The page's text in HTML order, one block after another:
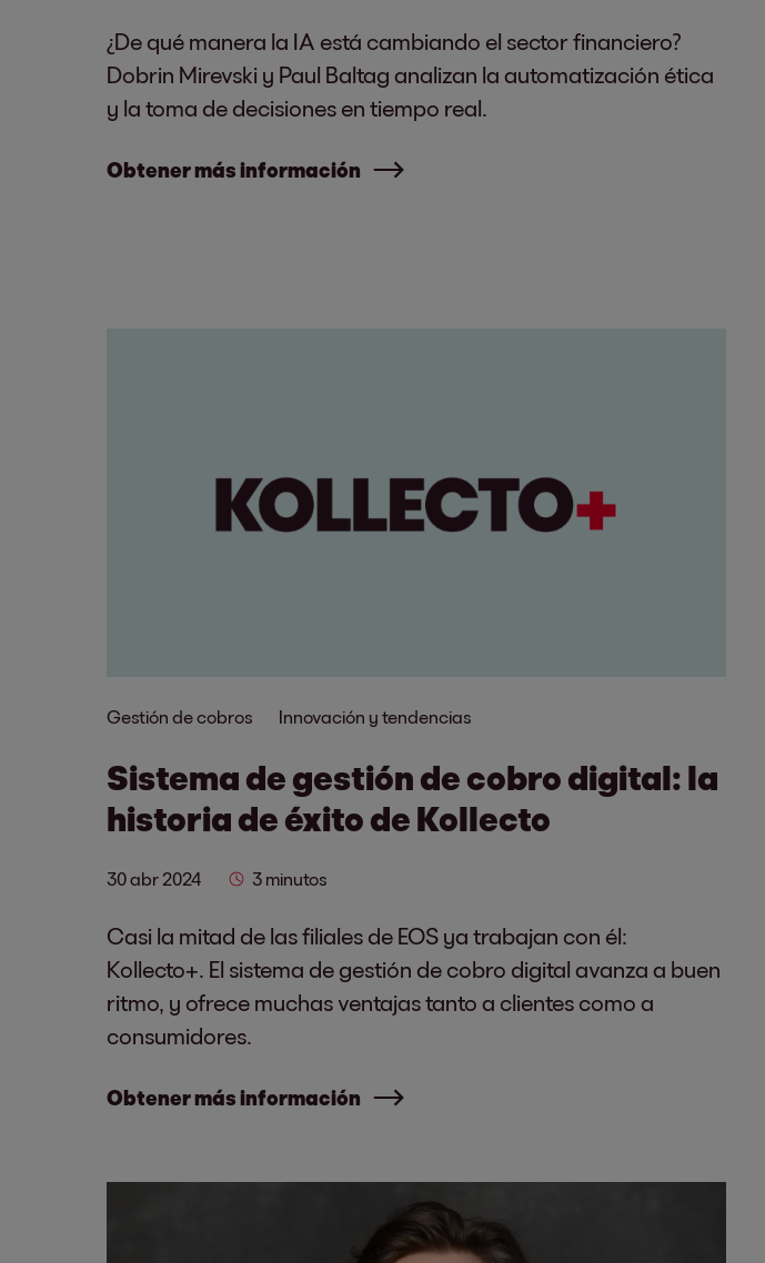
¿De qué manera la IA está cambiando el sector financiero?
Dobrin Mirevski y Paul Baltag analizan la automatización ética
y la toma de decisiones en tiempo real.
Obtener más información
Gestión de cobros Innovación y tendencias
Sistema de gestión de cobro digital: la
historia de éxito de Kollecto
30 abr 2024 3 minutos
Casi la mitad de las filiales de EOS ya trabajan con él:
Kollecto+. El sistema de gestión de cobro digital avanza a buen
ritmo, y ofrece muchas ventajas tanto a clientes como a
consumidores.
Obtener más información